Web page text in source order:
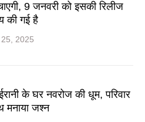
9 जनवरी को इसकी रिलीज
की गई है
25, 2025
के घर नवरोज की धूम, परिवार
मनाया जश्न